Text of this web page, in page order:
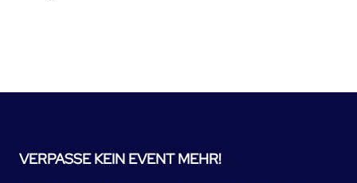
VERPASSE KEIN EVENT MEHR!